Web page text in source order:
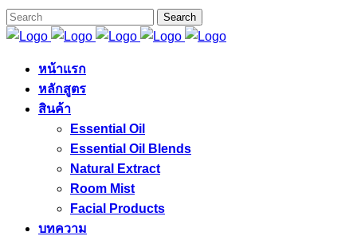
หน้าแรก
หลักสูตร
สินค้า
Essential Oil
Essential Oil Blends
Natural Extract
Room Mist
Facial Products
บทความ